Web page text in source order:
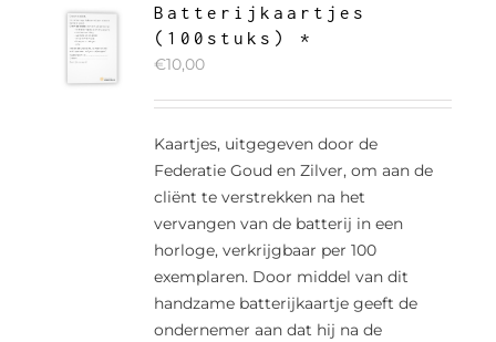
Batterijkaartjes
(100stuks) *
€10,00
Kaartjes, uitgegeven door de
Federatie Goud en Zilver, om aan de
cliënt te verstrekken na het
vervangen van de batterij in een
horloge, verkrijgbaar per 100
exemplaren. Door middel van dit
handzame batterijkaartje geeft de
ondernemer aan dat hij na de